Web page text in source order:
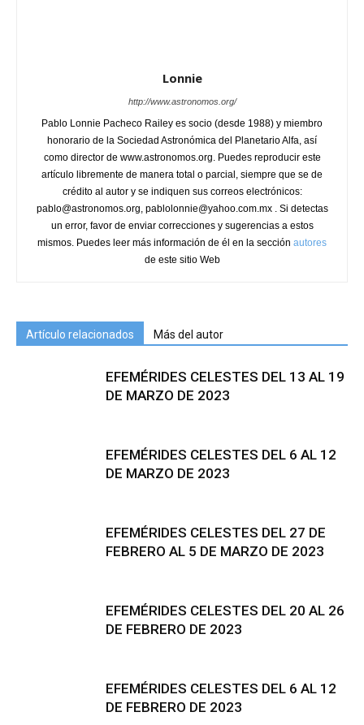
Lonnie
http://www.astronomos.org/
Pablo Lonnie Pacheco Railey es socio (desde 1988) y miembro
honorario de la Sociedad Astronómica del Planetario Alfa, así
como director de www.astronomos.org. Puedes reproducir este
artículo libremente de manera total o parcial, siempre que se de
crédito al autor y se indiquen sus correos electrónicos:
pablo@astronomos.org, pablolonnie@yahoo.com.mx . Si detectas
un error, favor de enviar correcciones y sugerencias a estos
mismos. Puedes leer más información de él en la sección autores
de este sitio Web
Artículo relacionados Más del autor
EFEMÉRIDES CELESTES DEL 13 AL 19
DE MARZO DE 2023
EFEMÉRIDES CELESTES DEL 6 AL 12
DE MARZO DE 2023
EFEMÉRIDES CELESTES DEL 27 DE
FEBRERO AL 5 DE MARZO DE 2023
EFEMÉRIDES CELESTES DEL 20 AL 26
DE FEBRERO DE 2023
EFEMÉRIDES CELESTES DEL 6 AL 12
DE FEBRERO DE 2023